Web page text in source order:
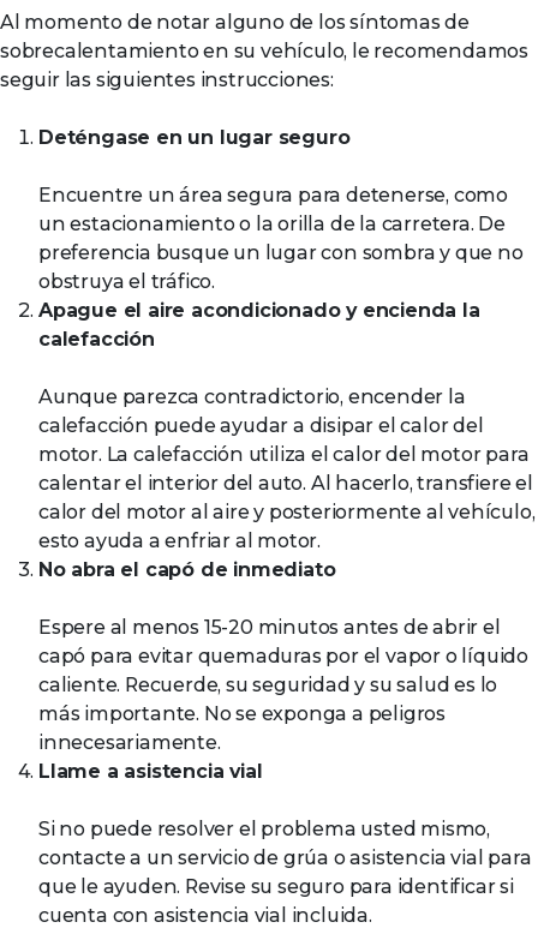
Al momento de notar alguno de los síntomas de
sobrecalentamiento en su vehículo, le recomendamos
seguir las siguientes instrucciones:
Deténgase en un lugar seguro
Encuentre un área segura para detenerse, como
un estacionamiento o la orilla de la carretera. De
preferencia busque un lugar con sombra y que no
obstruya el tráfico.
Apague el aire acondicionado y encienda la
calefacción
Aunque parezca contradictorio, encender la
calefacción puede ayudar a disipar el calor del
motor. La calefacción utiliza el calor del motor para
calentar el interior del auto. Al hacerlo, transfiere el
calor del motor al aire y posteriormente al vehículo,
esto ayuda a enfriar al motor.
No abra el capó de inmediato
Espere al menos 15-20 minutos antes de abrir el
capó para evitar quemaduras por el vapor o líquido
caliente. Recuerde, su seguridad y su salud es lo
más importante. No se exponga a peligros
innecesariamente.
Llame a asistencia vial
Si no puede resolver el problema usted mismo,
contacte a un servicio de grúa o asistencia vial para
que le ayuden. Revise su seguro para identificar si
cuenta con asistencia vial incluida.